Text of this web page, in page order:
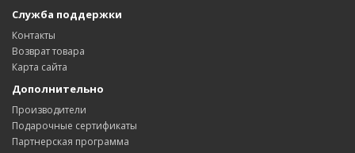
Служба поддержки
Контакты
Возврат товара
Карта сайта
Дополнительно
Производители
Подарочные сертификаты
Партнерская программа